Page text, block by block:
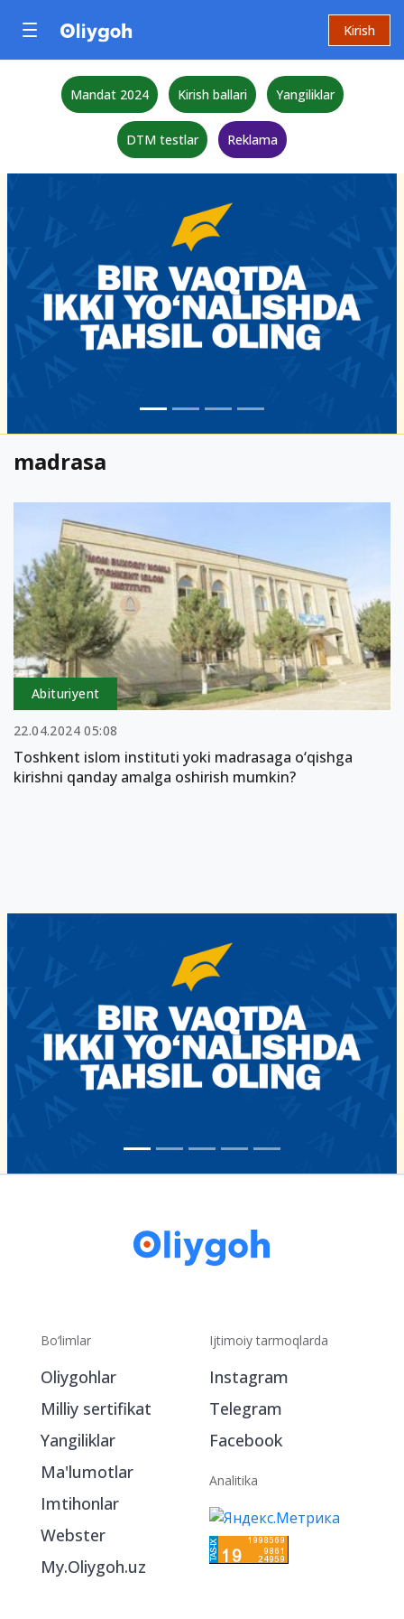
Kirish
Mandat 2024 Kirish ballari Yangiliklar
DTM testlar Reklama
madrasa
Abituriyent
22.04.2024 05:08
Toshkent islom instituti yoki madrasaga o‘qishga
kirishni qanday amalga oshirish mumkin?
Bo‘limlar
Oliygohlar
Milliy sertifikat
Yangiliklar
Ma'lumotlar
Imtihonlar
Webster
My.Oliygoh.uz
Ijtimoiy tarmoqlarda
Instagram
Telegram
Facebook
Analitika